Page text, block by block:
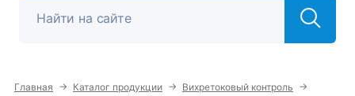
Главная → Каталог продукции → Вихретоковый контроль →